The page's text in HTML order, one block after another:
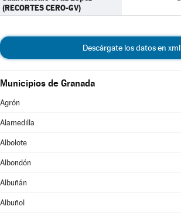
(RECORTES CERO-GV)
Descárgate los datos en xml
Municipios de Granada
Agrón
Alamedilla
Albolote
Albondón
Albuñán
Albuñol